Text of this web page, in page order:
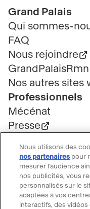
Pied
de
page
Grand Palais
Qui sommes-
FAQ
Nous rejoindre
GrandPalaisRmn
Nos autres sites
Professionnels
Mécénat
Presse
Location
Billetterie
Billetterie groupe
Service client
Nous utilisons des
nos partenaires pour
mesurer l’audience
nos publicités, vous
personnalisés sur le
adaptées à vos
interactifs, des